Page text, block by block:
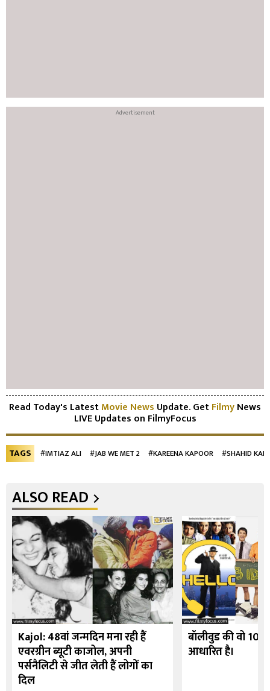
Read Today's LatestMovie News Update. GetFilmyNews
LIVE Updates on FilmyFocus
TAGS #IMTIAZ ALI #JAB WE MET 2 #KAREENA KAPOOR #SHAHID
ALSO READ
Kajol: 48वां जन्मदिन मना रही हैं
एवरग्रीन ब्यूटी काजोल, अपनी
पर्सनैलिटी से जीत लेती हैं लोगों का
दिल
बॉलीवुड की वो 10
आधारित है।